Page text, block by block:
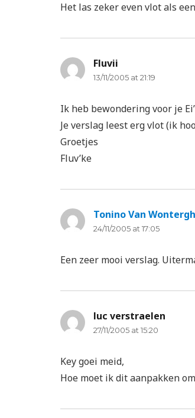
Het las zeker even vlot als
Fluvii
13/11/2005 at 21:19
Ik heb bewondering voor je
Je verslag leest erg vlot (ik
Groetjes
Fluv’ke
Tonino Van
24/11/2005 at 17:05
Een zeer mooi verslag.
luc verstraelen
27/11/2005 at 15:20
Key goei meid,
Hoe moet ik dit aanpakken